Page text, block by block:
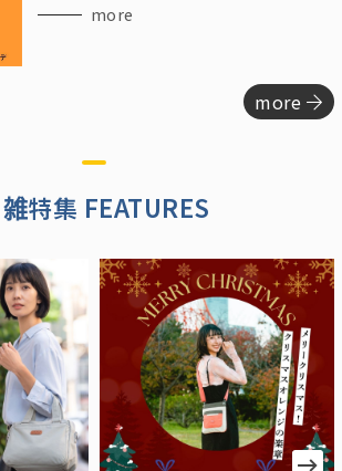
又帶點精緻的成熟休閒感
more
more
特集 FEATURES